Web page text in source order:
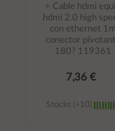
÷ Cable hdmi
hdmi 2.0 high
con ethernet 1m
conector
180? 119361
7,36 €
Stocks (+10)